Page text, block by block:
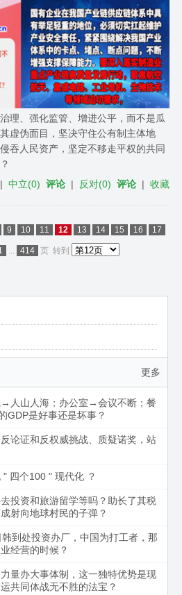
理、强化监管、增进公平，而不是瓜
虚伪面目，坚决守住公有制主体地
吞人民资产，坚定不移走平权的共同
|中立(0) 评论 | 反对(0) 评论 |收藏
9 10 11 12 13 14 15 16 17
... 414 页 转到
更多
人山人海；办公室→会议不断；餐
GDP是好事还是坏事？
论证和反权威挑战、质疑诺奖，站
四个100 " 现代化 ？
投资和旅游留学等吗？助长了其税
射向地球村民的子弹？
韩到处投资办厂，中国为打工者，那
经营的时候？
量办大事体制，这一独特优势是现
共同体战无不胜的法宝？